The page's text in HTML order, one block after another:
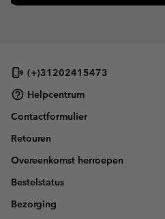
(+)31202415473
Helpcentrum
Contactformulier
Retouren
Overeenkomst herroepen
Bestelstatus
Bezorging